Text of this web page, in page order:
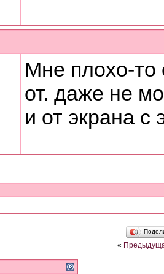
Мне плохо-то
от. даже не
и от экрана с
«